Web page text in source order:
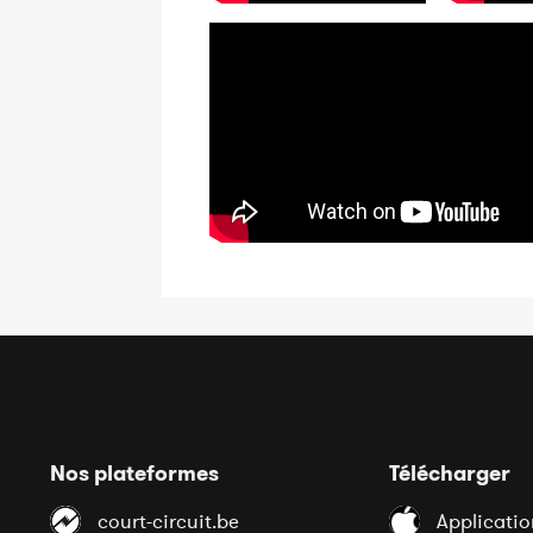
Nos plateformes
court-circuit.be
Télécharger